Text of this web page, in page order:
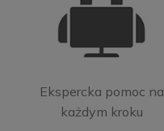
Ekspercka pomoc na
każdym kroku